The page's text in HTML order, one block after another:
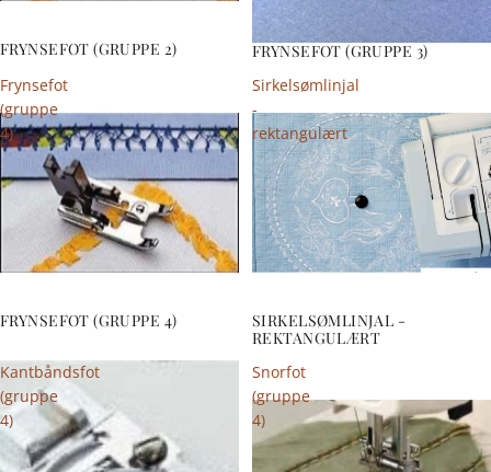
FRYNSEFOT (GRUPPE 2)
FRYNSEFOT (GRUPPE 3)
Frynsefot
(gruppe
4)
FRYNSEFOT (GRUPPE 4)
Sirkelsømlinjal
-
rektangulært
SIRKELSØMLINJAL -
REKTANGULÆRT
Kantbåndsfot
(gruppe
4)
Snorfot
(gruppe
4)